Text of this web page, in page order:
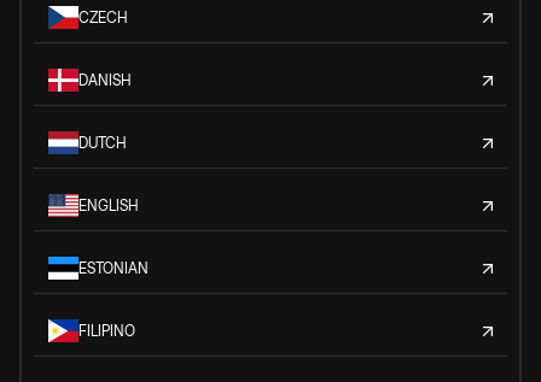
CZECH
DANISH
DUTCH
ENGLISH
ESTONIAN
FILIPINO